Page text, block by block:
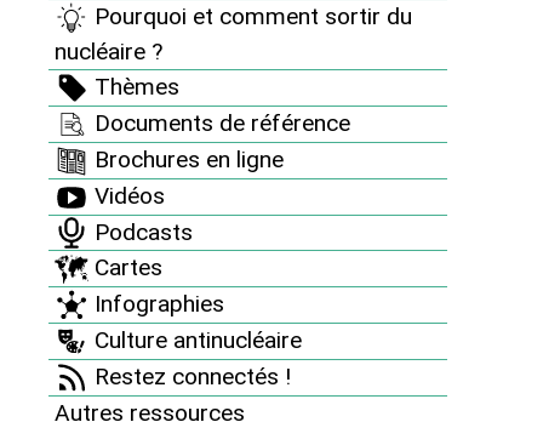
Pourquoi et comment sortir du
nucléaire ?
Thèmes
Documents de référence
Brochures en ligne
Vidéos
Podcasts
Cartes
Infographies
Culture antinucléaire
Restez connectés !
Autres ressources
Brochures en ligne
Vidéos
Podcasts
Cartes
Infographies
Culture antinucléaire
La playlist antinucléaire
Archives : Des artistes avec nous
Restez connectés !